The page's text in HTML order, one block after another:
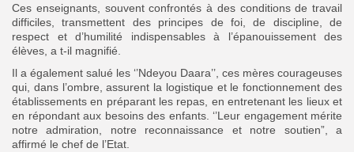
Ces enseignants, souvent confrontés à des conditions de travail
difficiles, transmettent des principes de foi, de discipline, de
respect et d’humilité indispensables à l’épanouissement des
élèves, a t-il magnifié.
Il a également salué les ‘’Ndeyou Daara’’, ces mères courageuses
qui, dans l’ombre, assurent la logistique et le fonctionnement des
établissements en préparant les repas, en entretenant les lieux et
en répondant aux besoins des enfants. ‘’Leur engagement mérite
notre admiration, notre reconnaissance et notre soutien”, a
affirmé le chef de l’Etat.